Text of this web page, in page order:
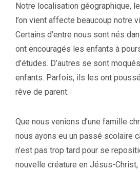
Notre localisation géographique,
l’on vient affecte beaucoup notre
Certains d’entre nous sont nés
ont encouragés les enfants à
d’études. D’autres se sont
enfants. Parfois, ils les ont
rêve de parent.
Que nous venions d’une famille
nous ayons eu un passé scolaire
n’est pas trop tard pour se
nouvelle créature en Jésus-